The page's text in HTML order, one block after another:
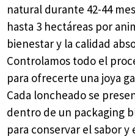
natural durante 42-44
hasta 3 hectáreas por
bienestar y la calidad
Controlamos todo el
para ofrecerte una joya
Cada loncheado se
dentro de un packaging
para conservar el sabor y